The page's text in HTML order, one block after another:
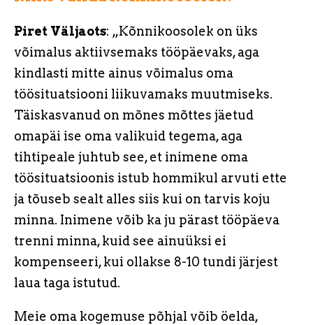
Piret Väljaots: „Kõnnikoosolek on üks
võimalus aktiivsemaks tööpäevaks, aga
kindlasti mitte ainus võimalus oma
töösituatsiooni liikuvamaks muutmiseks.
Täiskasvanud on mõnes mõttes jäetud
omapäi ise oma valikuid tegema, aga
tihtipeale juhtub see, et inimene oma
töösituatsioonis istub hommikul arvuti ette
ja tõuseb sealt alles siis kui on tarvis koju
minna. Inimene võib ka ju pärast tööpäeva
trenni minna, kuid see ainuüksi ei
kompenseeri, kui ollakse 8-10 tundi järjest
laua taga istutud.
Meie oma kogemuse põhjal võib öelda,